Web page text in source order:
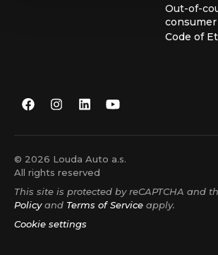
Out-of-
Code of
© 2026 Louda Auto a.s.
All rights reserved
This site is protected by reCAPTCHA and
Policyand Terms of Service apply.
Cookie settings